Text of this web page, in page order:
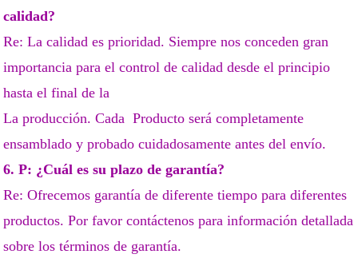
calidad?
Re: La calidad es prioridad. Siempre nos conceden gran
importancia para el control de calidad desde el principio
hasta el final de la
La producción.Cada Producto será completamente
ensamblado y probado cuidadosamente antes del envío.
6. P: ¿Cuál es su plazo de garantía?
Re: Ofrecemos garantía de diferente tiempo para diferentes
productos. Por favor contáctenos para información detallada
sobre los términos de garantía.